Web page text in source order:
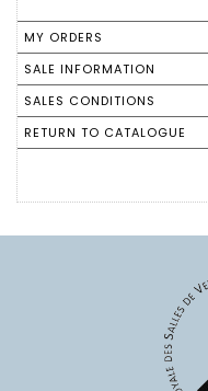
MY ORDERS
SALE INFORMATION
SALES CONDITIONS
RETURN TO CATALOGUE